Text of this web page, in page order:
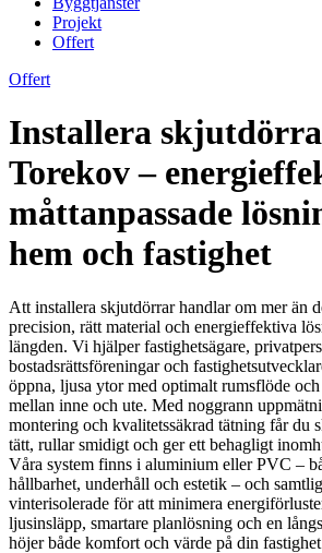
Projekt
Offert
Offert
Installera
Torekov –
måttanpassade
hem och fastighet
Att installera skjutdörrar handlar om mer än
precision, rätt material och energieffektiva
längden. Vi hjälper fastighetsägare,
bostadsrättsföreningar och
öppna, ljusa ytor med optimalt rumsflöde
mellan inne och ute. Med noggrann
montering och kvalitetssäkrad tätning får du
tätt, rullar smidigt och ger ett behagligt
Våra system finns i aluminium eller PVC –
hållbarhet, underhåll och estetik – och
vinterisolerade för att minimera
ljusinsläpp, smartare planlösning och en
höjer både komfort och värde på din